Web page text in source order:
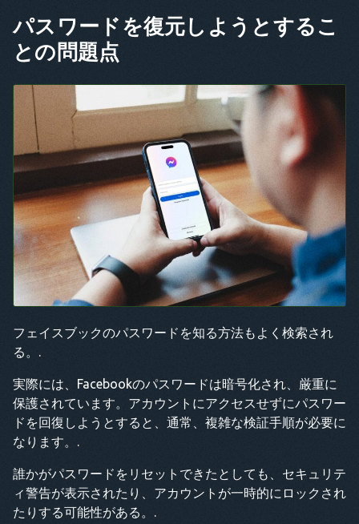
パスワードを復元しようとするこ
との問題点
フェイスブックのパスワードを知る方法もよく検索され
る。.
実際には、Facebookのパスワードは暗号化され、厳重に
保護されています。アカウントにアクセスせずにパスワー
ドを回復しようとすると、通常、複雑な検証手順が必要に
なります。.
誰かがパスワードをリセットできたとしても、セキュリテ
ィ警告が表示されたり、アカウントが一時的にロックされ
たりする可能性がある。.